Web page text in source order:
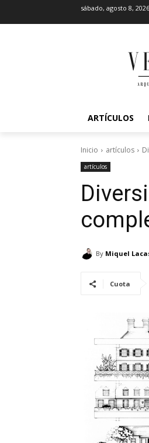
sábado, agosto 8, 2026
ARTÍCULOS
Inicio artículos
artículos
By Miquel
Cuota